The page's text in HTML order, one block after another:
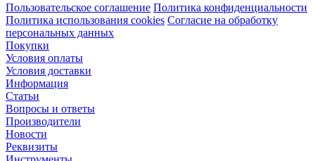
Пользовательское соглашение Политика конфиденциальности
Политика использования cookies Согласие на обработку
персональных данных
Покупки
Условия оплаты
Условия доставки
Информация
Статьи
Вопросы и ответы
Производители
Новости
Реквизиты